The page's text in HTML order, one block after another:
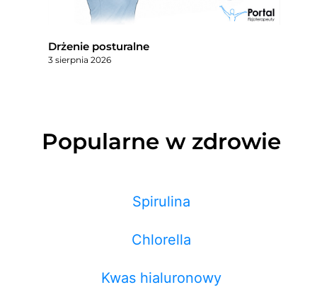
Drżenie posturalne
3 sierpnia 2026
Popularne w zdrowie
Spirulina
Chlorella
Kwas hialuronowy